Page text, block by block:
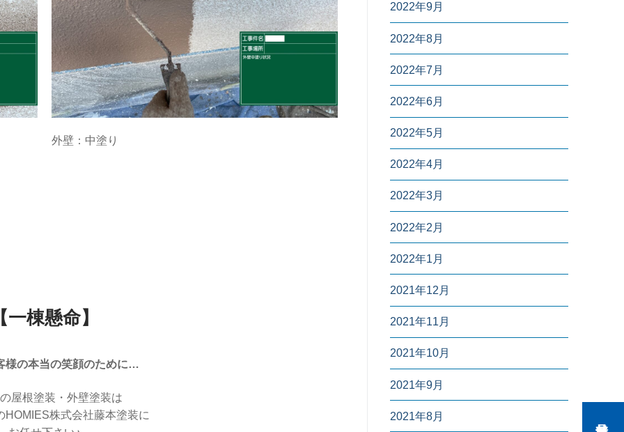
外壁：中塗り
一棟懸命】
様の本当の笑顔のために…
屋根塗装・外壁塗装は
HOMIES株式会社藤本塗装に
2022年9月
2022年8月
2022年7月
2022年6月
2022年5月
2022年4月
2022年3月
2022年2月
2022年1月
2021年12月
2021年11月
2021年10月
2021年9月
2021年8月